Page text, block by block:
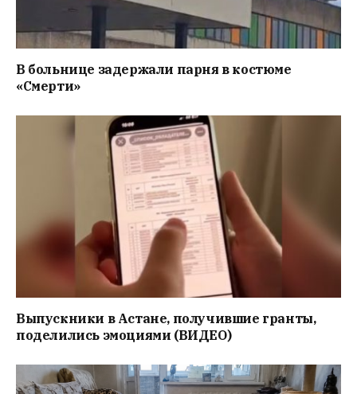
В больнице задержали парня в костюме
«Смерти»
Выпускники в Астане, получившие гранты,
поделились эмоциями (ВИДЕО)